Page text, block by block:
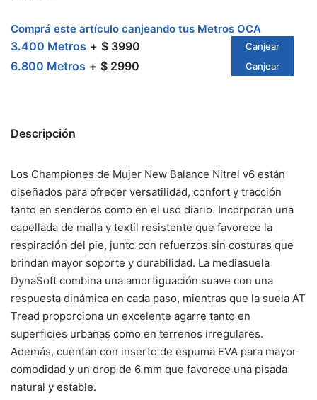
Comprá este artículo canjeando tus Metros OCA
3.400 Metros $ 3990 Canjear
6.800 Metros $ 2990 Canjear
Descripción
Los Championes de Mujer New Balance Nitrel v6 están
diseñados para ofrecer versatilidad, confort y tracción
tanto en senderos como en el uso diario. Incorporan una
capellada de malla y textil resistente que favorece la
respiración del pie, junto con refuerzos sin costuras que
brindan mayor soporte y durabilidad. La mediasuela
DynaSoft combina una amortiguación suave con una
respuesta dinámica en cada paso, mientras que la suela AT
Tread proporciona un excelente agarre tanto en
superficies urbanas como en terrenos irregulares.
Además, cuentan con inserto de espuma EVA para mayor
comodidad y un drop de 6 mm que favorece una pisada
natural y estable.